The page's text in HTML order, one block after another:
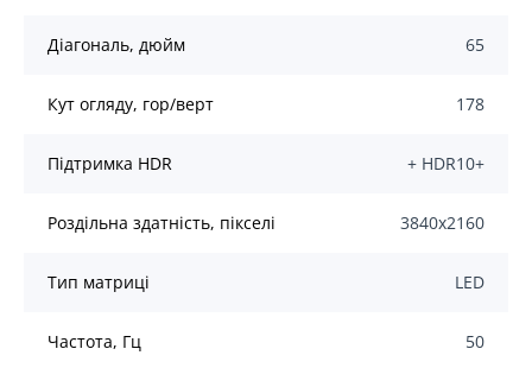
Діагональ, дюйм 65
Кут огляду, гор/верт 178
Підтримка HDR + HDR10+
Роздільна здатність, пікселі 3840x2160
Тип матриці LED
Частота, Гц 50